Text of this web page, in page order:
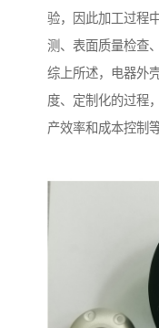
验，因此加工过程
测、表面质量检查
综上所述，电器外
度、定制化的过程
产效率和成本控制